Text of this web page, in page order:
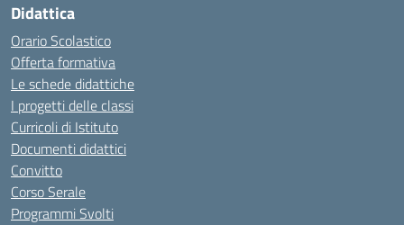
Didattica
Orario Scolastico
Offerta formativa
Le schede didattiche
I progetti delle classi
Curricoli di Istituto
Documenti didattici
Convitto
Corso Serale
Programmi Svolti